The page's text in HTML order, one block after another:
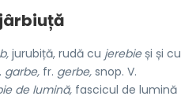
jârbiuță
jurubiță, rudă cu jerebieși și cu
garbe, fr. gerbe, snop. V.
de lumină, fascicul de lumină